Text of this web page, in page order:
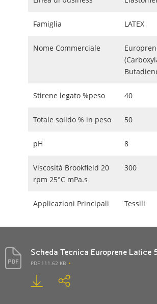
Famiglia LATEX
Nome Commerciale
Stirene legato %peso 40
Totale solido % in peso 50
pH 8
Viscosità Brookfield 20
rpm 25°C mPa.s
300
Applicazioni Principali Tessili
Scheda Tecnica Europrene Latice
PDF 111.62 KB